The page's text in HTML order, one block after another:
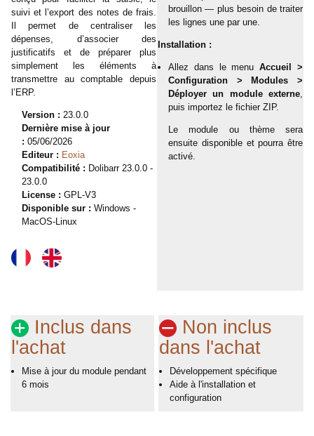
suivi et l’export des notes de frais.
Il permet de centraliser les
dépenses, d’associer des
justificatifs et de préparer plus
simplement les éléments à
transmettre au comptable depuis
l’ERP.
Version : 23.0.0
Dernière mise à jour
: 05/06/2026
Editeur : Eoxia
Compatibilité : Dolibarr 23.0.0 -
23.0.0
License : GPL-V3
Disponible sur : Windows -
MacOS-Linux
brouillon — plus besoin de traiter
les lignes une par une.
Installation :
Allez dans le menuAccueil >
Configuration > Modules >
Déployer un module externe
puis importez le fichier ZIP.
Le module ou thème sera
ensuite disponible et pourra être
activé.
Inclus dans
l'achat
Mise à jour du module pendant
6 mois
Non inclus
dans l'achat
Développement spécifique
Aide à l'installation et
configuration